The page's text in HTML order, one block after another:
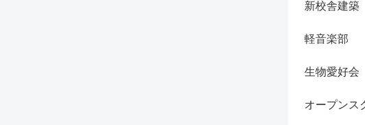
新校舎建築
軽音楽部
生物愛好会
オープンス